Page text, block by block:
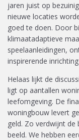
jaren juist op
nieuwe locaties
goed te doen. Door
klimaatadaptieve
speelaanleidingen,
inspirerende
Helaas lijkt de
ligt op aantallen
leefomgeving. De
woningbouw levert
geld. Zo verdwijnt de
beeld. We hebben